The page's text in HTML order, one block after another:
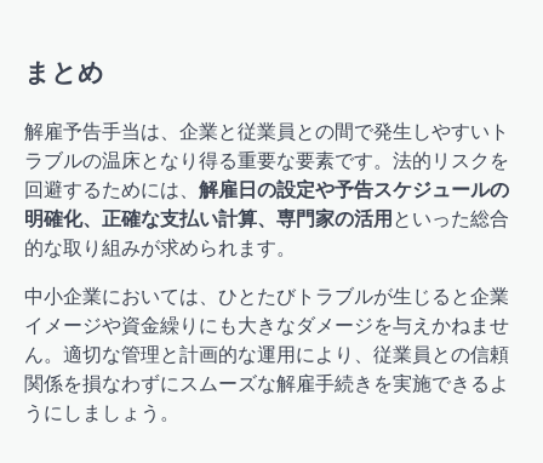
まとめ
解雇予告手当は、企業と従業員との間で発生しやすいト
ラブルの温床となり得る重要な要素です。法的リスクを
回避するためには、 解雇日の設定や予告スケジュールの
明確化、正確な支払い計算、専門家の活用といった総合
的な取り組みが求められます。
中小企業においては、ひとたびトラブルが生じると企業
イメージや資金繰りにも大きなダメージを与えかねませ
ん。適切な管理と計画的な運用により、従業員との信頼
関係を損なわずにスムーズな解雇手続きを実施できるよ
うにしましょう。